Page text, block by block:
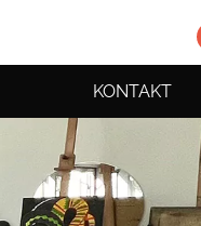
KONTAKT